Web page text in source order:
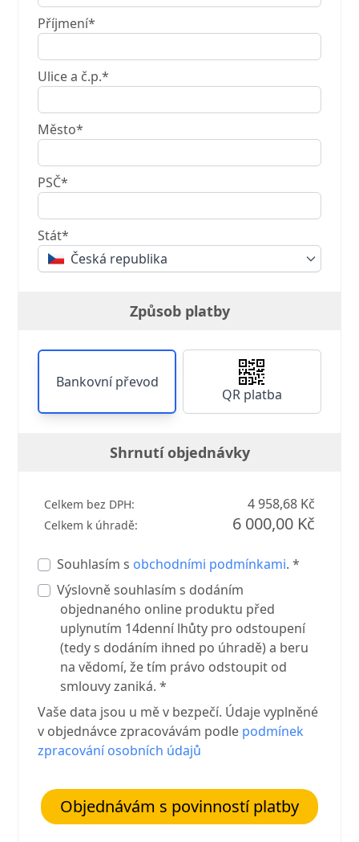
Příjmení*
Ulice a č.p.*
Město*
PSČ*
Stát*
Česká republika
Způsob platby
Bankovní převod
QR platba
Shrnutí objednávky
Celkem bez DPH: 4 958,68 Kč
Celkem k úhradě: 6 000,00 Kč
Souhlasím s obchodními podmínkami. *
Výslovně souhlasím s dodáním
objednaného online produktu před
uplynutím 14denní lhůty pro odstoupení
(tedy s dodáním ihned po úhradě) a beru
na vědomí, že tím právo odstoupit od
smlouvy zaniká. *
Vaše data jsou u mě v bezpečí. Údaje vyplněné
v objednávce zpracovávám podle podmínek
zpracování osobních údajů
Objednávám s povinností platby